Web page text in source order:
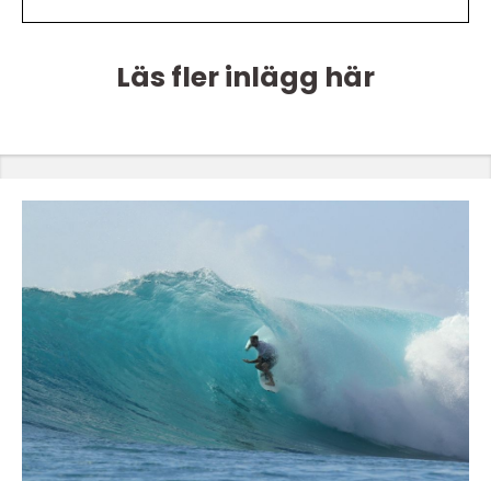
Läs fler inlägg här